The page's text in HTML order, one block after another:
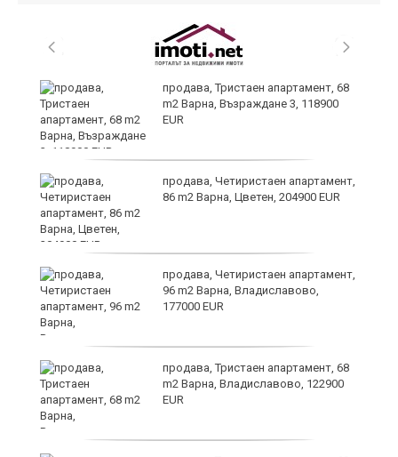
продава, Тристаен апартамент, 68
m2 Варна, Възраждане 3, 118900
EUR
продава, Четиристаен апартамент,
86 m2 Варна, Цветен, 204900 EUR
продава, Четиристаен апартамент,
96 m2 Варна, Владиславово,
177000 EUR
продава, Тристаен апартамент, 68
m2 Варна, Владиславово, 122900
EUR